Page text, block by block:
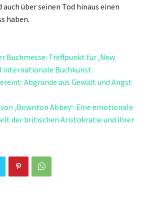
über seinen Tod hinaus einen
haben.
Buchmesse: Treffpunkt für ‚New
internationale Buchkunst
Abgründe aus Gewalt und Angst
‚Downton Abbey‘: Eine emotionale
der britischen Aristokratie und ihrer